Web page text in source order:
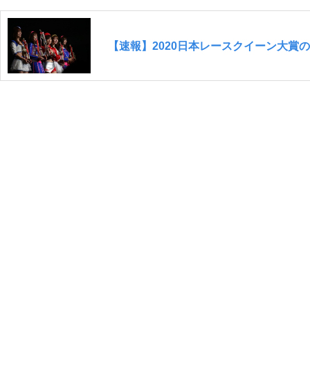
【速報】2020日本レースクイーン大賞